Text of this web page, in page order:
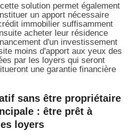
solution permet également
un apport nécessaire
immobilier suffisamment
acheter leur résidence
d'un investissement
moins d'apport aux yeux des
par les loyers qui seront
une garantie financière
sans être propriétaire
: être prêt à
loyers